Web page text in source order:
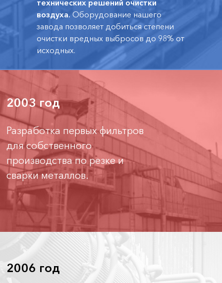
технических решений очистки
воздуха. Оборудование нашего
завода позволяет добиться степени
очистки вредных выбросов до 98% от
исходных.
2003 год
Разработка первых фильтров
для собственного
производства по резке и
сварки металлов.
2006 год